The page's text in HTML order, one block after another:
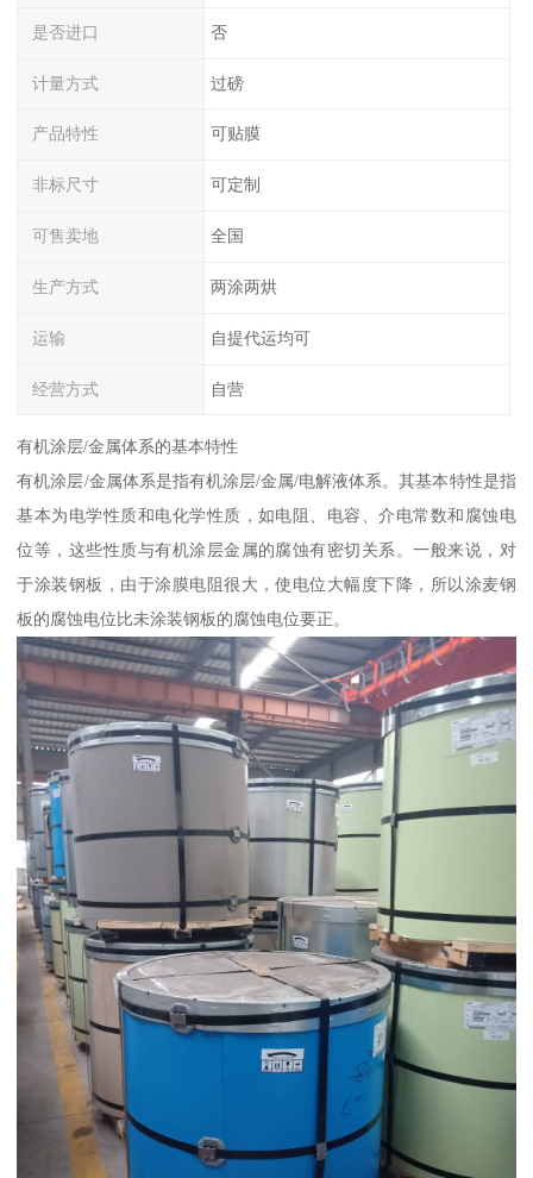
是否进口 否
计量方式 过磅
产品特性 可贴膜
非标尺寸 可定制
可售卖地 全国
生产方式 两涂两烘
运输 自提代运均可
经营方式 自营
有机涂层/金属体系的基本特性
有机涂层/金属体系是指有机涂层/金属/电解液体系。其基本特性是指
基本为电学性质和电化学性质，如电阻、电容、介电常数和腐蚀电
位等，这些性质与有机涂层金属的腐蚀有密切关系。一般来说，对
于涂装钢板，由于涂膜电阻很大，使电位大幅度下降，所以涂麦钢
板的腐蚀电位比未涂装钢板的腐蚀电位要正。